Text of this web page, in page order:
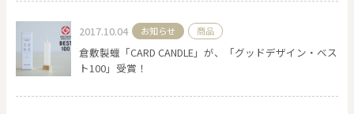
2017.10.04 お知らせ 商品
倉敷製蠟「CARD CANDLE」が、「グッドデザイン・ベス
ト100」受賞！